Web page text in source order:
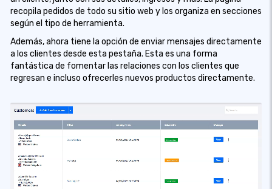
recopila pedidos de todo su sitio web y los organiza en secciones
según el tipo de herramienta.
Además, ahora tiene la opción de enviar mensajes directamente
a los clientes desde esta pestaña. Esta es una forma
fantástica de fomentar las relaciones con los clientes que
regresan e incluso ofrecerles nuevos productos directamente.